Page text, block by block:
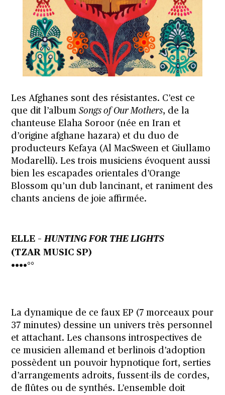
Les Afghanes sont des résistantes. C’est ce
que dit l’albumSongs of Our Mothers, de la
chanteuse Elaha Soroor (née en Iran et
d’origine afghane hazara) et du duo de
producteurs Kefaya (Al MacSween et Giullamo
Modarelli). Les trois musiciens évoquent aussi
bien les escapades orientales d’Orange
Blossom qu’un dub lancinant, et raniment des
chants anciens de joie affirmée.
ELLE – HUNTING FOR THE LIGHTS
(TZAR MUSIC SP)
••••°°
La dynamique de ce faux EP (7 morceaux pour
37 minutes) dessine un univers très personnel
et attachant. Les chansons introspectives de
ce musicien allemand et berlinois d’adoption
possèdent un pouvoir hypnotique fort, serties
d’arrangements adroits, fussent-ils de cordes,
de flûtes ou de synthés. L’ensemble doit